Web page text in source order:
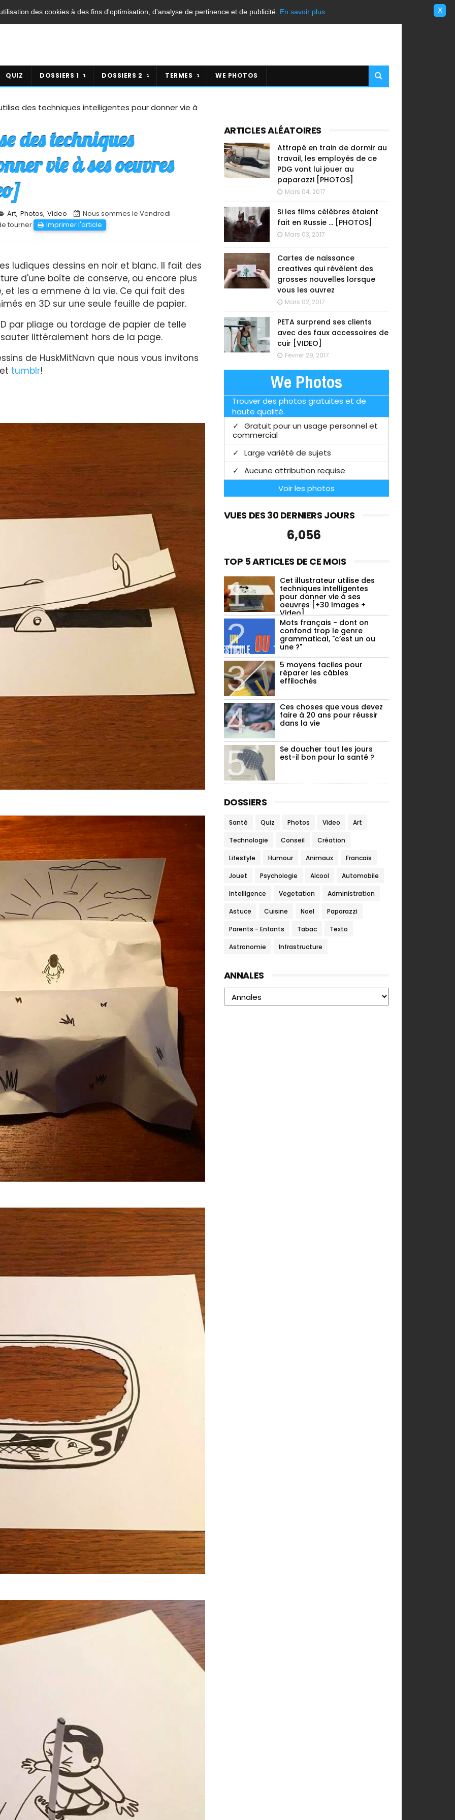
QUIZ DOSSIERS 1 DOSSIERS 2 TERMES WE PHOTOS
des techniques intelligentes pour donner vie à
des techniques
vie à ses oeuvres
Art, Photos, Video
Nous sommes le Vendredi
tourner
Imprimer l'article
ludiques dessins en noir et blanc. Il fait des
d'une boîte de conserve, ou encore plus
les a emmene à la vie. Ce qui fait des
en 3D sur une seule feuille de papier.
par pliage ou tordage de papier de telle
littéralement hors de la page.
de HuskMitNavn que nous vous invitons
tumblr!
ARTICLES ALÉATOIRES
Attrapé en train de dormir au
travail, les employés de ce
PDG vont lui jouer au
paparazzi [PHOTOS]
Mars 04, 2017
Si les films célèbres étaient
fait en Russie ... [PHOTOS]
Mars 03, 2017
Cartes de naissance
creatives qui révèlent des
grosses nouvelles lorsque
vous les ouvrez
Mars 02, 2017
PETA surprend ses clients
avec des faux accessoires de
cuir [VIDEO]
Fevrier 29, 2017
We Photos
Trouver des photos gratuites et de
haute qualité.
Gratuit pour un usage personnel et
commercial
Large variété de sujets
Aucune attribution requise
Voir les photos
VUES DES 30 DERNIERS JOURS
6,056
TOP 5 ARTICLES DE CE MOIS
Cet illustrateur utilise des
techniques intelligentes
pour donner vie à ses
oeuvres [+30 Images +
Video]
Mots français - dont on
confond trop le genre
grammatical, "c’est un ou
une ?"
5 moyens faciles pour
réparer les câbles
effilochés
Ces choses que vous devez
faire à 20 ans pour réussir
dans la vie
Se doucher tout les jours
est-il bon pour la santé ?
DOSSIERS
Santé Quiz Photos Video Art
Technologie Conseil Création
Lifestyle Humour Animaux Francais
Jouet Psychologie Alcool Automobile
Intelligence Vegetation Administration
Astuce Cuisine Noel Paparazzi
Parents - Enfants Tabac Texto
Astronomie Infrastructure
ANNALES
X
des cookies à des fins d'optimisation, d'analyse de pertinence et de publicité. En savoir plus.